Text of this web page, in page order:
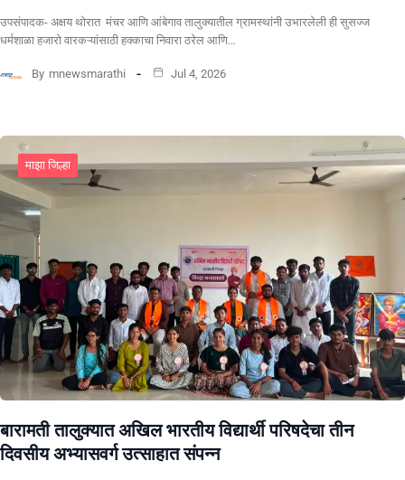
उपसंपादक- अक्षय थोरात मंचर आणि आंबेगाव तालुक्यातील ग्रामस्थांनी उभारलेली ही सुसज्ज
धर्मशाळा हजारो वारकऱ्यांसाठी हक्काचा निवारा ठरेल आणि…
By mnewsmarathi Jul 4, 2026
माझा जिल्हा
बारामती तालुक्यात अखिल भारतीय विद्यार्थी परिषदेचा तीन
दिवसीय अभ्यासवर्ग उत्साहात संपन्न